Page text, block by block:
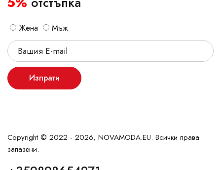
Жена Мъж
Изпрати
Copyright © 2022 - 2026, NOVAMODA.EU. Всички права
запазени.